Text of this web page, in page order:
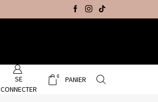
Promo Hiver : Livraison gratuite sur tous
SE
CONNECTER
0 PANIER